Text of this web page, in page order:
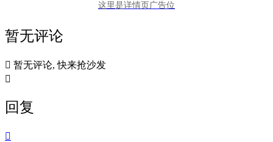
这里是详情页广告位
暂无评论
 暂无评论, 快来抢沙发

回复
